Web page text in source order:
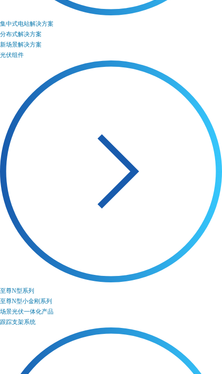
集中式电站解决方案
分布式解决方案
新场景解决方案
光伏组件
至尊N型系列
至尊N型小金刚系列
场景光伏一体化产品
跟踪支架系统